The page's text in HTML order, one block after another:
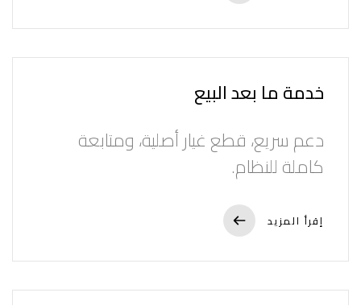
English
خدمة ما بعد البيع
دعم سريع، قطع غيار أصلية، ومتابعة
كاملة للنظام.
إقرأ المزيد